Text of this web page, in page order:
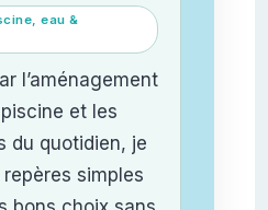
eau &
l’aménagement
et les
du quotidien, je
simples